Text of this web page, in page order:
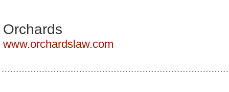
Orchards
www.orchardslaw.com